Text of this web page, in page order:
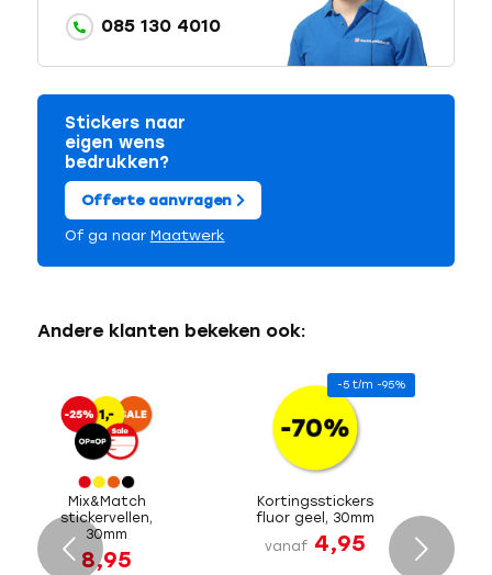
085 130 4010
Stickers naar
eigen wens
bedrukken?
Offerte aanvragen
Of ga naar Maatwerk
Andere klanten bekeken ook:
Mix&Match
stickervellen,
30mm
8,95
-5 t/m -95%
Kortingsstickers
fluor geel, 30mm
vanaf 4,95
Volgende